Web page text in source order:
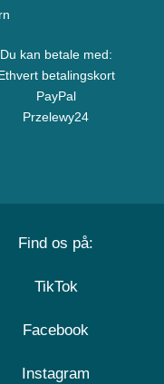
Du kan betale med:
betalingskort
PayPal
Przelewy24
Find os på:
TikTok
Facebook
Instagram